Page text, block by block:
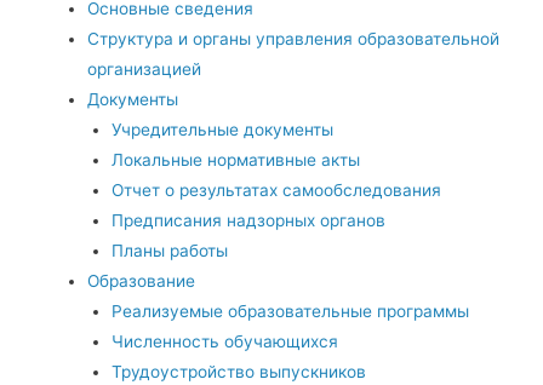
Основные сведения
Структура и органы управления образовательной
организацией
Документы
Учредительные документы
Локальные нормативные акты
Отчет о результатах самообследования
Предписания надзорных органов
Планы работы
Образование
Реализуемые образовательные программы
Численность обучающихся
Трудоустройство выпускников